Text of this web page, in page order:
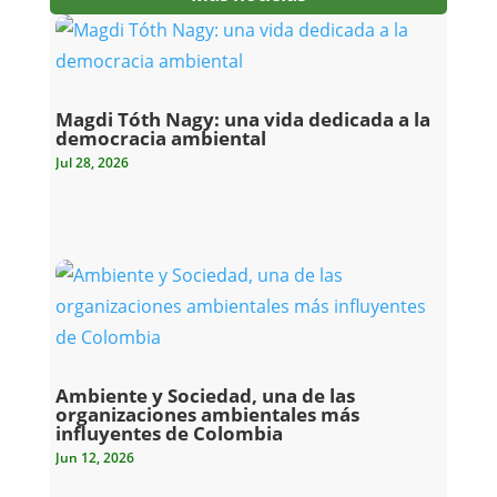
Magdi Tóth Nagy: una vida dedicada a la
democracia ambiental
Jul 28, 2026
Ambiente y Sociedad, una de las
organizaciones ambientales más
influyentes de Colombia
Jun 12, 2026